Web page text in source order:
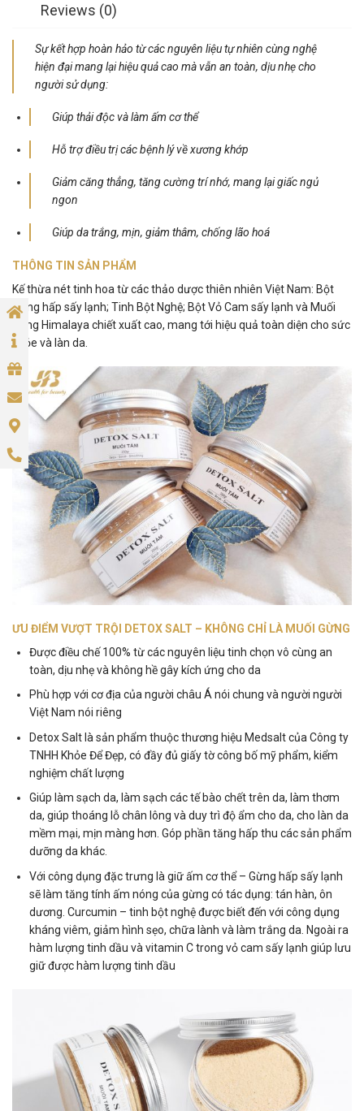
Reviews (0)
Sự kết hợp hoàn hảo từ các nguyên liệu tự nhiên cùng nghệ
hiện đại mang lại hiệu quả cao mà vẫn an toàn, dịu nhẹ cho
người sử dụng:
Giúp thải độc và làm ấm cơ thể
Hỗ trợ điều trị các bệnh lý về xương khớp
Giảm căng thẳng, tăng cường trí nhớ, mang lại giấc ngủ
ngon
Giúp da trắng, mịn, giảm thâm, chống lão hoá
THÔNG TIN SẢN PHẨM
Kế thừa nét tinh hoa từ các thảo dược thiên nhiên Việt Nam: Bột
Gừng hấp sấy lạnh; Tinh Bột Nghệ; Bột Vỏ Cam sấy lạnh và Muối
Hồng Himalaya chiết xuất cao, mang tới hiệu quả toàn diện cho sức
khỏe và làn da.
ƯU ĐIỂM VƯỢT TRỘI DETOX SALT – KHÔNG CHỈ LÀ MUỐI GỪNG
Được điều chế 100% từ các nguyên liệu tinh chọn vô cùng an
toàn, dịu nhẹ và không hề gây kích ứng cho da
Phù hợp với cơ địa của người châu Á nói chung và người người
Việt Nam nói riêng
Detox Salt là sản phẩm thuộc thương hiệu Medsalt của Công ty
TNHH Khỏe Để Đẹp, có đầy đủ giấy tờ công bố mỹ phẩm, kiểm
nghiệm chất lượng
Giúp làm sạch da, làm sạch các tế bào chết trên da, làm thơm
da, giúp thoáng lỗ chân lông và duy trì độ ẩm cho da, cho làn da
mềm mại, mịn màng hơn. Góp phần tăng hấp thu các sản phẩm
dưỡng da khác.
Với công dụng đặc trưng là giữ ấm cơ thể – Gừng hấp sấy lạnh
sẽ làm tăng tính ấm nóng của gừng có tác dụng: tán hàn, ôn
dương. Curcumin – tinh bột nghệ được biết đến với công dụng
kháng viêm, giảm hình sẹo, chữa lành và làm trắng da. Ngoài ra
hàm lượng tinh dầu và vitamin C trong vỏ cam sấy lạnh giúp lưu
giữ được hàm lượng tinh dầu